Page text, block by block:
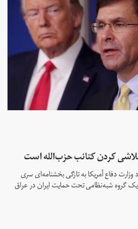
کردن کتائب حزب‌الله است
وزارت دفاع آمریکا به تازگی بخشنامه‌ای سری
گروه شبه‌نظامی تحت حمایت ایران در عراق